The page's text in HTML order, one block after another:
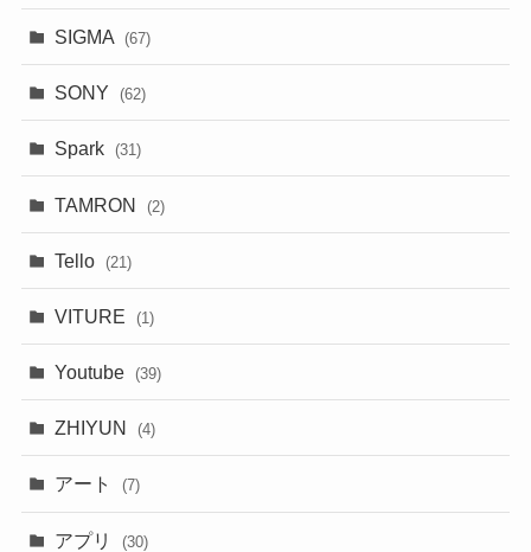
SIGMA (67)
SONY (62)
Spark (31)
TAMRON (2)
Tello (21)
VITURE (1)
Youtube (39)
ZHIYUN (4)
アート (7)
アプリ (30)